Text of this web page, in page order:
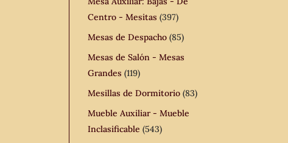
Centro - Mesitas (397)
Mesas de Despacho (85)
Mesas de Salón - Mesas
Grandes (119)
Mesillas de Dormitorio (83)
Mueble Auxiliar - Mueble
Inclasificable (543)